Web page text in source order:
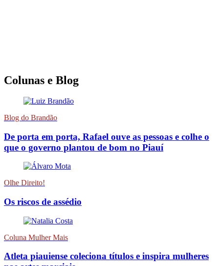
Colunas e Blog
Blog do Brandão
De porta em porta, Rafael ouve as pessoas e colhe o
que o governo plantou de bom no Piauí
Olhe Direito!
Os riscos de assédio
Coluna Mulher Mais
Atleta piauiense coleciona títulos e inspira mulheres